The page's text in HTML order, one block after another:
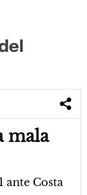
mala
ante Costa